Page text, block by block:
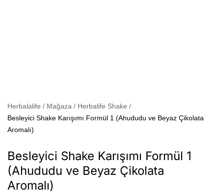
Herbalalife Mağaza
Herbalife Shake
Besleyici Shake Karışımı Formül 1 (Ahududu ve Beyaz Çikolata
Aromalı)
Besleyici Shake Karışımı Formül 1
(Ahududu ve Beyaz Çikolata
Aromalı)